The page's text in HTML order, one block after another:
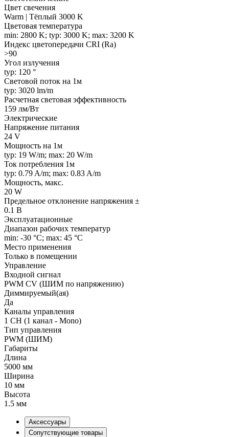
Цвет свечения
Warm | Тёплый 3000 K
Цветовая температура
min: 2800 K; typ: 3000 K; max: 3200 K
Индекс цветопередачи CRI (Ra)
>90
Угол излучения
typ: 120 °
Световой поток на 1м
typ: 3020 lm/m
Расчетная световая эффективность
159 лм/Вт
Электрические
Напряжение питания
24 V
Мощность на 1м
typ: 19 W/m; max: 20 W/m
Ток потребления 1м
typ: 0.79 A/m; max: 0.83 A/m
Мощность, макс.
20 W
Предельное отклонение напряжения ±
0.1 В
Эксплуатационные
Диапазон рабочих температур
min: -30 °C; max: 45 °C
Место применения
Только в помещении
Управление
Входной сигнал
PWM СV (ШИМ по напряжению)
Диммируемый(ая)
Да
Каналы управления
1 CH (1 канал - Mono)
Тип управления
PWM (ШИМ)
Габариты
Длина
5000 мм
Ширина
10 мм
Высота
1.5 мм
Аксессуары
Сопутствующие товары